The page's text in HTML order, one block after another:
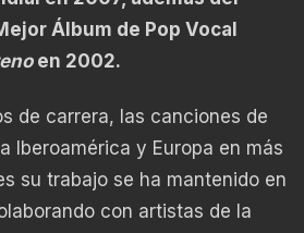
Álbum de Pop Vocal
en 2002.
de carrera, las canciones de
Iberoamérica y Europa en más
su trabajo se ha mantenido en
con artistas de la